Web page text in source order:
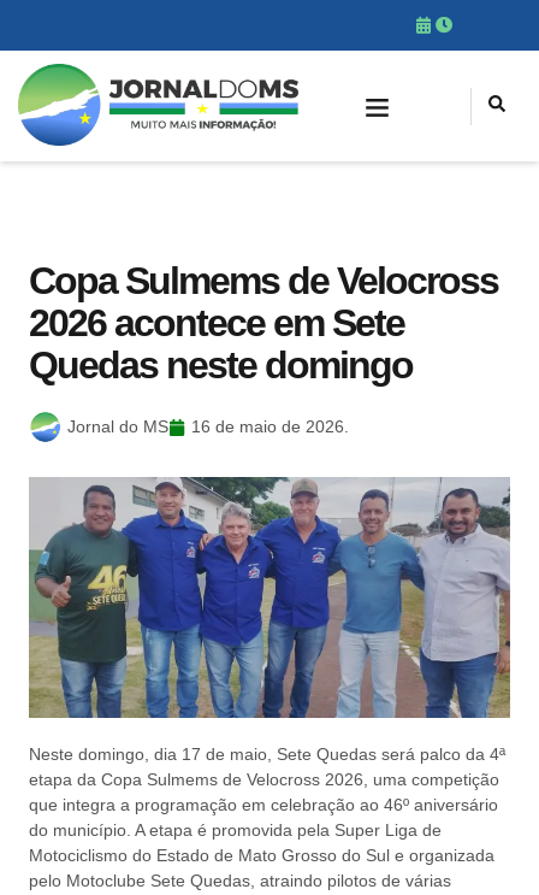
Copa Sulmems de Velocross
2026 acontece em Sete
Quedas neste domingo
Jornal do MS 16 de maio de 2026.
Neste domingo, dia 17 de maio, Sete Quedas será palco da 4ª
etapa da Copa Sulmems de Velocross 2026, uma competição
que integra a programação em celebração ao 46º aniversário
do município. A etapa é promovida pela Super Liga de
Motociclismo do Estado de Mato Grosso do Sul e organizada
pelo Motoclube Sete Quedas, atraindo pilotos de várias